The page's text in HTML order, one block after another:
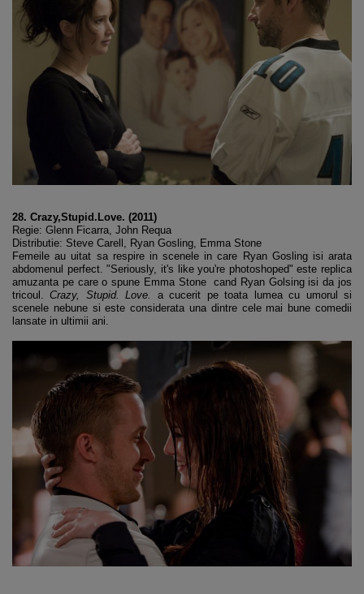
28. Crazy,Stupid.Love. (2011)
Regie: Glenn Ficarra, John Requa
Distributie: Steve Carell, Ryan Gosling, Emma Stone
Femeile au uitat sa respire in scenele in care Ryan Gosling isi arata
abdomenul perfect. "Seriously, it's like you're photoshoped" este replica
amuzanta pe care o spune Emma Stone cand Ryan Golsing isi da jos
tricoul.Crazy, Stupid. Love.
a cucerit pe toata lumea cu umorul si
scenele nebune si este considerata una dintre cele mai bune comedii
lansate in ultimii ani.